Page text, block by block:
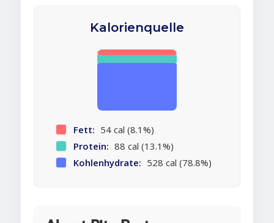
Kalorienquelle
Fett: 54 cal (8.1%)
Protein: 88 cal (13.1%)
Kohlenhydrate: 528 cal (78.8%)